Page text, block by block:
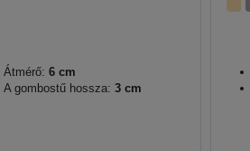
Átmérő: 6 cm
A gombostű hossza: 3 cm